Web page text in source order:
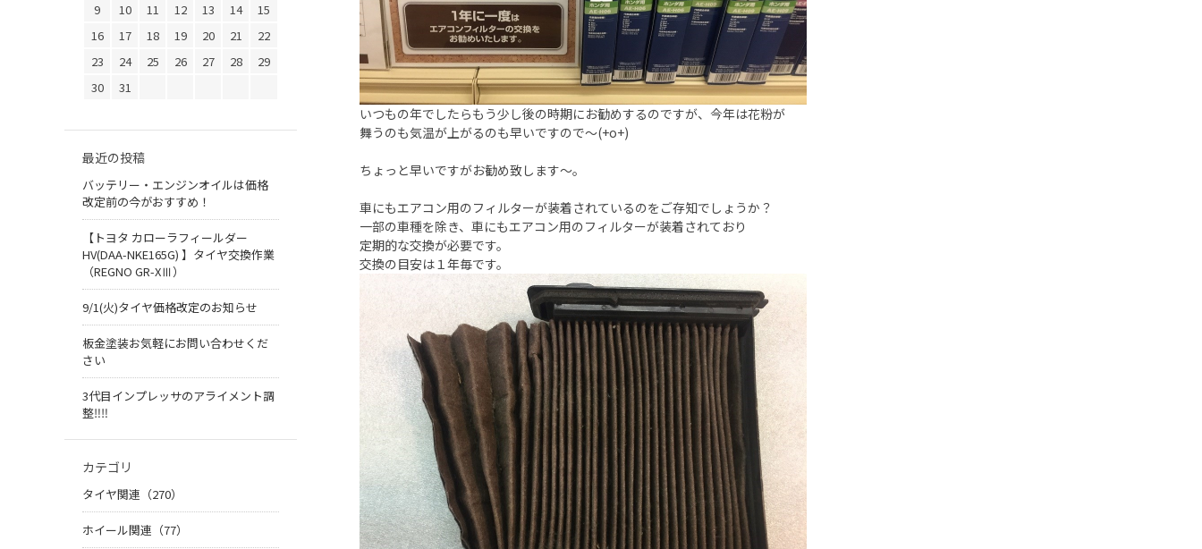
いつもの年でしたらもう少し後の時期にお勧めするのですが、今年は花粉が
舞うのも気温が上がるのも早いですので～(+o+)
ちょっと早いですがお勧め致します～。
車にもエアコン用のフィルターが装着されているのをご存知でしょうか？
一部の車種を除き、車にもエアコン用のフィルターが装着されており
定期的な交換が必要です。
交換の目安は１年毎です。
9
10 11 12 13 14
15
16
17 18 19 20 21
22
23
24 25 26 27 28
29
30
31
最近の投稿
バッテリー・エンジンオイルは価格
改定前の今がおすすめ！
【トヨタ カローラフィールダー
HV(DAA-NKE165G) 】タイヤ交換作業
（REGNO GR-XⅢ）
9/1(火)タイヤ価格改定のお知らせ
板金塗装お気軽にお問い合わせくだ
さい
3代目インプレッサのアライメント調
整‼︎‼︎
カテゴリ
タイヤ関連（270）
ホイール関連（77）